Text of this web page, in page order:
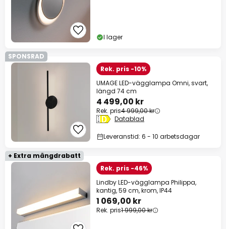
I lager
SPONSRAD
Rek. pris -10%
UMAGE LED-vägglampa Omni, svart,
längd 74 cm
4 499,00 kr
Rek. pris4 999,00 kr
Datablad
Leveranstid: 6 - 10 arbetsdagar
+ Extra mängdrabatt
Rek. pris -46%
Lindby LED-vägglampa Philippa,
kantig, 59 cm, krom, IP44
1 069,00 kr
Rek. pris1 999,00 kr